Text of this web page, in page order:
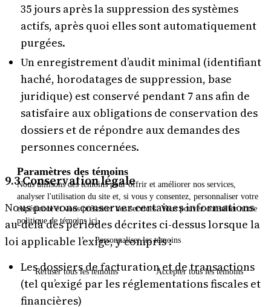
35 jours après la suppression des systèmes
actifs, après quoi elles sont automatiquement
purgées.
Un enregistrement d’audit minimal (identifiant
haché, horodatages de suppression, base
juridique) est conservé pendant 7 ans afin de
satisfaire aux obligations de conservation des
dossiers et de répondre aux demandes des
personnes concernées.
9.3 Conservation légale
Nous pouvons conserver certaines informations
au-delà des périodes décrites ci-dessus lorsque la
loi applicable l’exige, y compris :
Les dossiers de facturation et de transactions
(tel qu’exigé par les réglementations fiscales et
financières)
Paramètres des témoins
Nous utilisons des témoins pour offrir et améliorer nos services,
analyser l'utilisation du site et, si vous y consentez, personnaliser votre
expérience et vous présenter nos services. Vous pouvez consulter notre
politique de témoins ici.
Personnaliserles témoins
Refusertous les témoins Acceptertous les témoins